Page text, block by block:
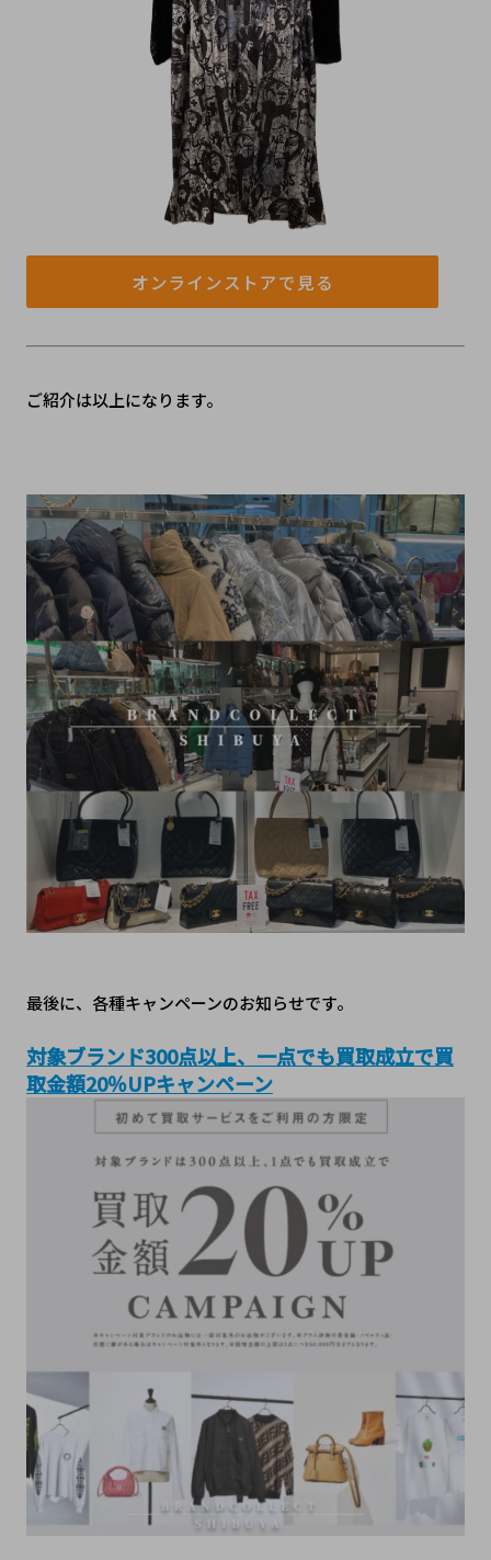
オンラインストアで見る
ご紹介は以上になります。
最後に、各種キャンペーンのお知らせです。
対象ブランド300点以上、一点でも買取成立で買
取金額20％UPキャンペーン